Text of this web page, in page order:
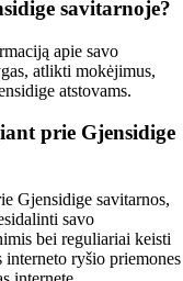
savitarnoje?
apie savo
atlikti mokėjimus,
atstovams.
prie Gjensidige
Gjensidige savitarnos,
savo
bei reguliariai keisti
ryšio priemones